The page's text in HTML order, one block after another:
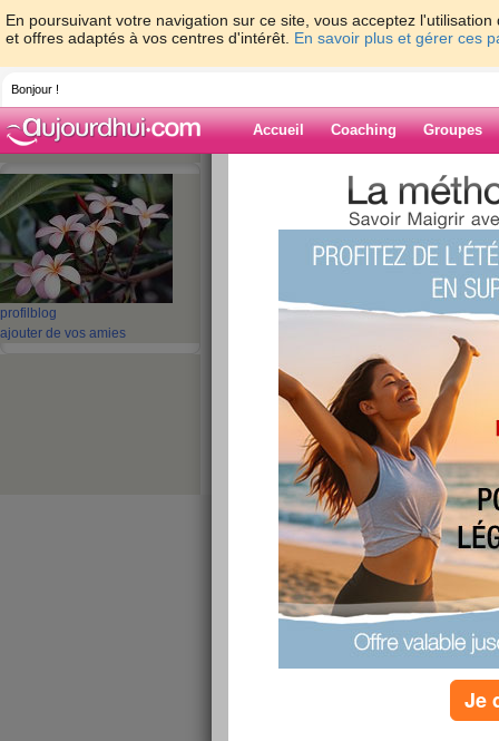
En poursuivant votre navigation sur ce site, vous acceptez
et offres adaptés à vos centres d'intérêt. En savoir plus et gérer ces
Bonjour !
Accueil Coaching Groupes
profil blog
ajouter de vos amies
>
Blog de
Suiv. ›
Quizz: Quizz :
les principes de
publié le 28/11/2013 à 12:55
j'ai fait4/10
Quizz :
vous les
Je